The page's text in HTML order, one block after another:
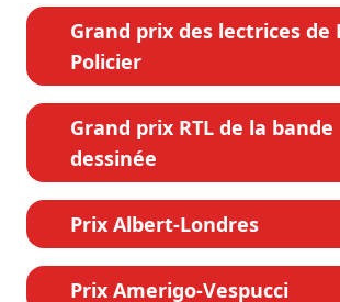
Grand prix des lectrices de
Policier
Grand prix RTL de la bande
dessinée
Prix Albert-Londres
Prix Amerigo-Vespucci